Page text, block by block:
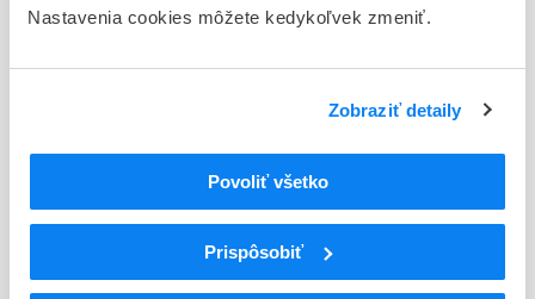
Nastavenia cookies môžete kedykoľvek zmeniť.
Zobraziť detaily
Povoliť všetko
Prispôsobiť
Decentralizovaná
Držiteľ, krajina
Indikačná skupina
01 - ANAESTHETICA (LOKÁLNE)
ATC
Centrálna nervová sústava
N01
Anestetiká